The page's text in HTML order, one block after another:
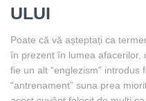
ULUI
Poate că vă așteptați ca
în prezent în lumea afacerilor,
fie un alt “englezism”
“antrenament” suna prea